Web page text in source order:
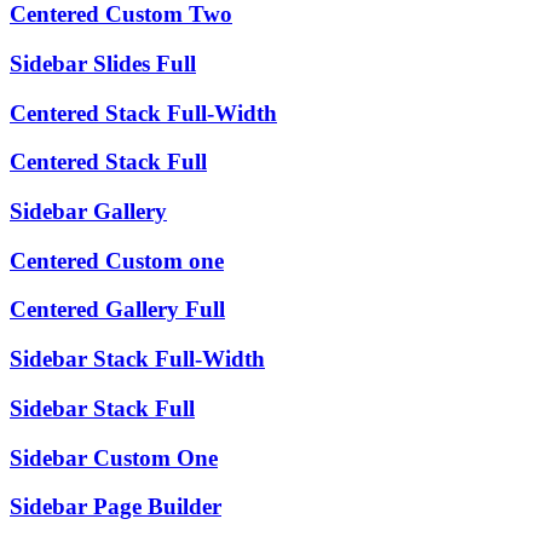
Centered Custom Two
Sidebar Slides Full
Centered Stack Full-Width
Centered Stack Full
Sidebar Gallery
Centered Custom one
Centered Gallery Full
Sidebar Stack Full-Width
Sidebar Stack Full
Sidebar Custom One
Sidebar Page Builder